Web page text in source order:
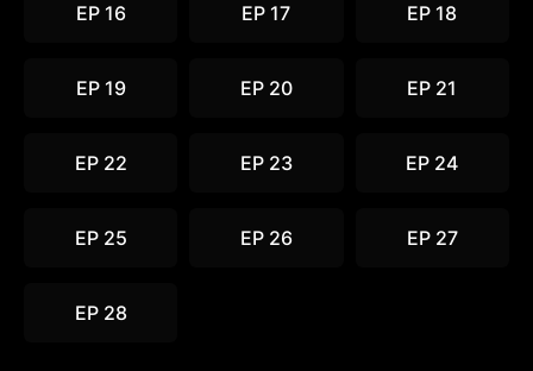
EP 16 EP 17 EP 18
EP 19 EP 20 EP 21
EP 22 EP 23 EP 24
EP 25 EP 26 EP 27
EP 28